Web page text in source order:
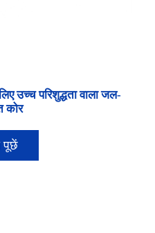
उच्च परिशुद्धता वाला जल-
कोर
पूछें